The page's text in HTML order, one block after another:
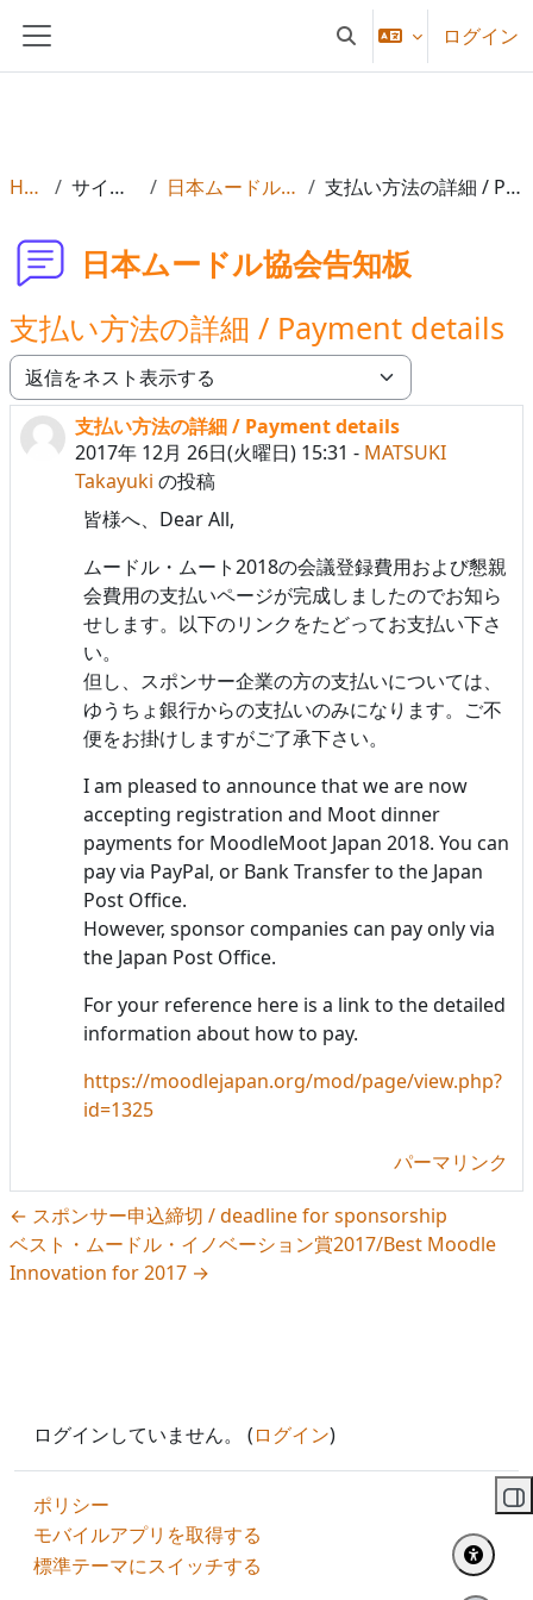
サイドパネル 検索入力に切り替える
ログイン
Home サイトページ 日本ムードル協会告知板 支払い方法の詳細 / Payment details
日本ムードル協会告知板
支払い方法の詳細 / Payment details
表示モード
支払い方法の詳細 / Payment details
2017年 12月 26日(火曜日) 15:31 - MATSUKI
Takayuki の投稿
返信数: 0
皆様へ、Dear All,
ムードル・ムート2018の会議登録費用および懇親
会費用の支払いページが完成しましたのでお知ら
せします。以下のリンクをたどってお支払い下さ
い。
但し、スポンサー企業の方の支払いについては、
ゆうちょ銀行からの支払いのみになります。ご不
便をお掛けしますがご了承下さい。
I am pleased to announce that we are now
accepting registration and Moot dinner
payments for MoodleMoot Japan 2018. You can
pay via PayPal, or Bank Transfer to the Japan
Post Office.
However, sponsor companies can pay only via
the Japan Post Office.
For your reference here is a link to the detailed
information about how to pay.
https://moodlejapan.org/mod/page/view.php?
id=1325
パーマリンク
← スポンサー申込締切 / deadline for sponsorship
ベスト・ムードル・イノベーション賞2017/Best Moodle
Innovation for 2017 →
ログインしていません。 (ログイン)
ポリシー
モバイルアプリを取得する
標準テーマにスイッチする